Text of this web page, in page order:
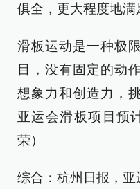
俱全，更大程度地满
滑板运动是一种极
目，没有固定的动
想象力和创造力，
亚运会滑板项目预
荣）
综合：杭州日报，亚